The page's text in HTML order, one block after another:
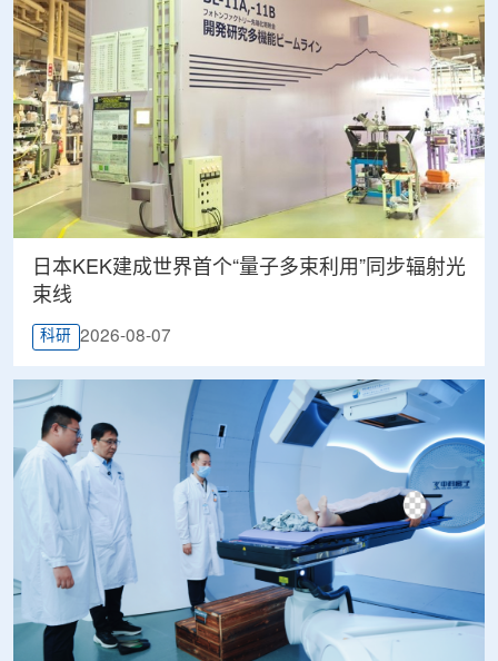
日本KEK建成世界首个“量子多束利用”同步辐射光
束线
科研 2026-08-07